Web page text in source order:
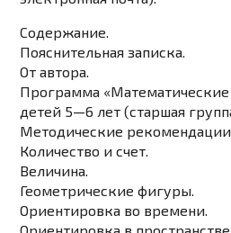
Содержание.
Пояснительная записка.
От автора.
Программа «Математические
детей 5—6 лет (старшая
Методические
Количество и счет.
Величина.
Геометрические фигуры.
Ориентировка во времени.